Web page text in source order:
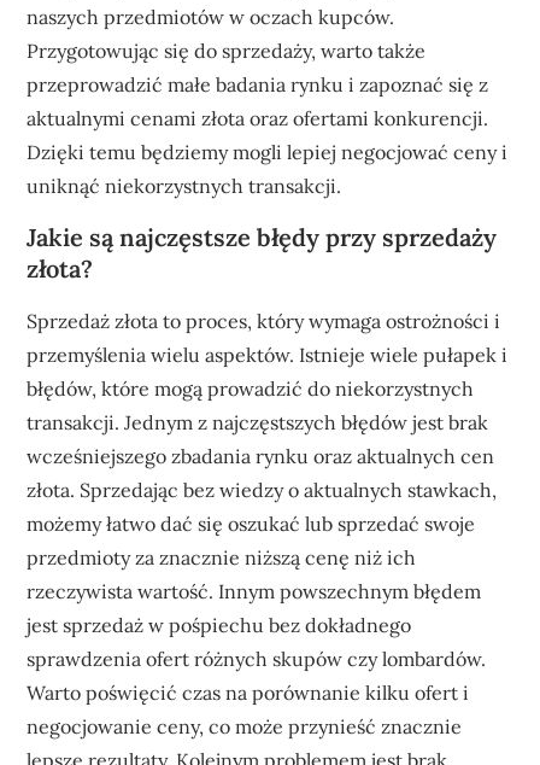
naszych przedmiotów w oczach kupców.
Przygotowując się do sprzedaży, warto także
przeprowadzić małe badania rynku i zapoznać się z
aktualnymi cenami złota oraz ofertami konkurencji.
Dzięki temu będziemy mogli lepiej negocjować ceny i
uniknąć niekorzystnych transakcji.
Jakie są najczęstsze błędy przy sprzedaży
złota?
Sprzedaż złota to proces, który wymaga ostrożności i
przemyślenia wielu aspektów. Istnieje wiele pułapek i
błędów, które mogą prowadzić do niekorzystnych
transakcji. Jednym z najczęstszych błędów jest brak
wcześniejszego zbadania rynku oraz aktualnych cen
złota. Sprzedając bez wiedzy o aktualnych stawkach,
możemy łatwo dać się oszukać lub sprzedać swoje
przedmioty za znacznie niższą cenę niż ich
rzeczywista wartość. Innym powszechnym błędem
jest sprzedaż w pośpiechu bez dokładnego
sprawdzenia ofert różnych skupów czy lombardów.
Warto poświęcić czas na porównanie kilku ofert i
negocjowanie ceny, co może przynieść znacznie
lepsze rezultaty. Kolejnym problemem jest brak